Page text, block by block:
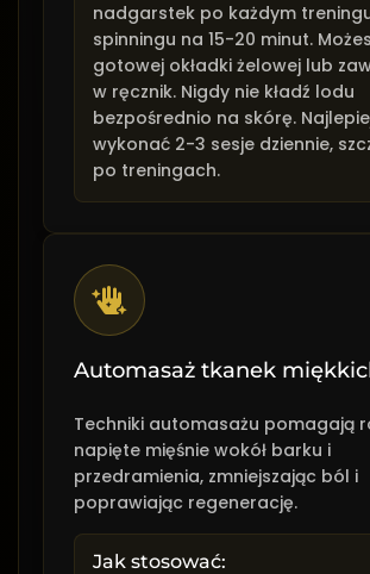
nadgarstek po każdym
spinningu na 15-20 minut.
gotowej okładki żelowej lub
w ręcznik. Nigdy nie kładź lodu
bezpośrednio na skórę.
wykonać 2-3 sesje dziennie,
po treningach.
Automasaż tkanek
Techniki automasażu pomagają
napięte mięśnie wokół barku i
przedramienia, zmniejszając ból i
poprawiając regenerację.
Jak stosować: